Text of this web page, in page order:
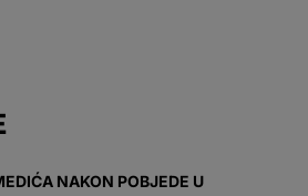
NAKON POBJEDE U